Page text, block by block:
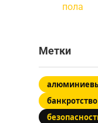
пола
Метки